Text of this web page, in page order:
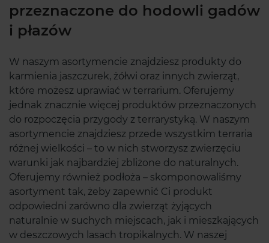
przeznaczone do hodowli gadów
i płazów
W naszym asortymencie znajdziesz produkty do
karmienia jaszczurek, żółwi oraz innych zwierząt,
które możesz uprawiać w terrarium. Oferujemy
jednak znacznie więcej produktów przeznaczonych
do rozpoczęcia przygody z terrarystyką. W naszym
asortymencie znajdziesz przede wszystkim terraria
różnej wielkości – to w nich stworzysz zwierzęciu
warunki jak najbardziej zbliżone do naturalnych.
Oferujemy również podłoża – skomponowaliśmy
asortyment tak, żeby zapewnić Ci produkt
odpowiedni zarówno dla zwierząt żyjących
naturalnie w suchych miejscach, jak i mieszkających
w deszczowych lasach tropikalnych. W naszej